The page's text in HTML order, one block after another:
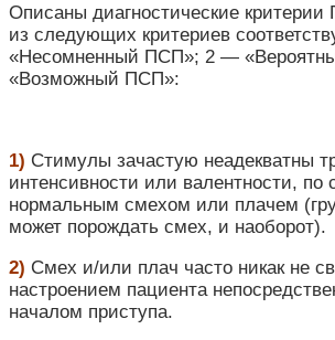
Описаны диагностические
из следующих критериев
«Несомненный ПСП»; 2 —
«Возможный ПСП»:
1) Стимулы зачастую неадекватны
интенсивности или валентности, по
нормальным смехом или плачем
может порождать смех, и наоборот).
2) Смех и/или плач часто никак не
настроением пациента
началом приступа.